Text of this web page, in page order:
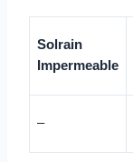
Solrain
Impermeable
–